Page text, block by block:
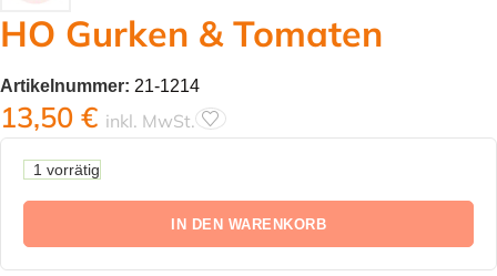
HO Gurken & Tomaten
Artikelnummer: 21-1214
13,50 € inkl. MwSt.
1 vorrätig
IN DEN WARENKORB